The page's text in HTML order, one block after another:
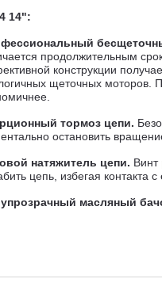
14":
продолжительным
конструкции
щеточных моторов.
тормоз цепи.
остановить
натяжитель цепи. Винт
цепь, избегая контакта
масляный